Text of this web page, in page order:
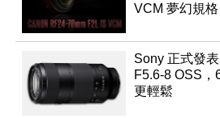
VCM 夢幻規格
Sony 正式發
F5.6-8 OSS
更輕鬆